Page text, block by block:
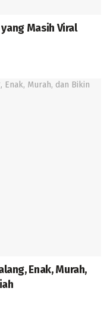
Masih Viral
Enak, Murah,